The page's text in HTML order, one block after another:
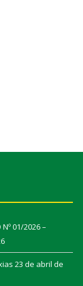
Nº 01/2026 –
23 de abril de